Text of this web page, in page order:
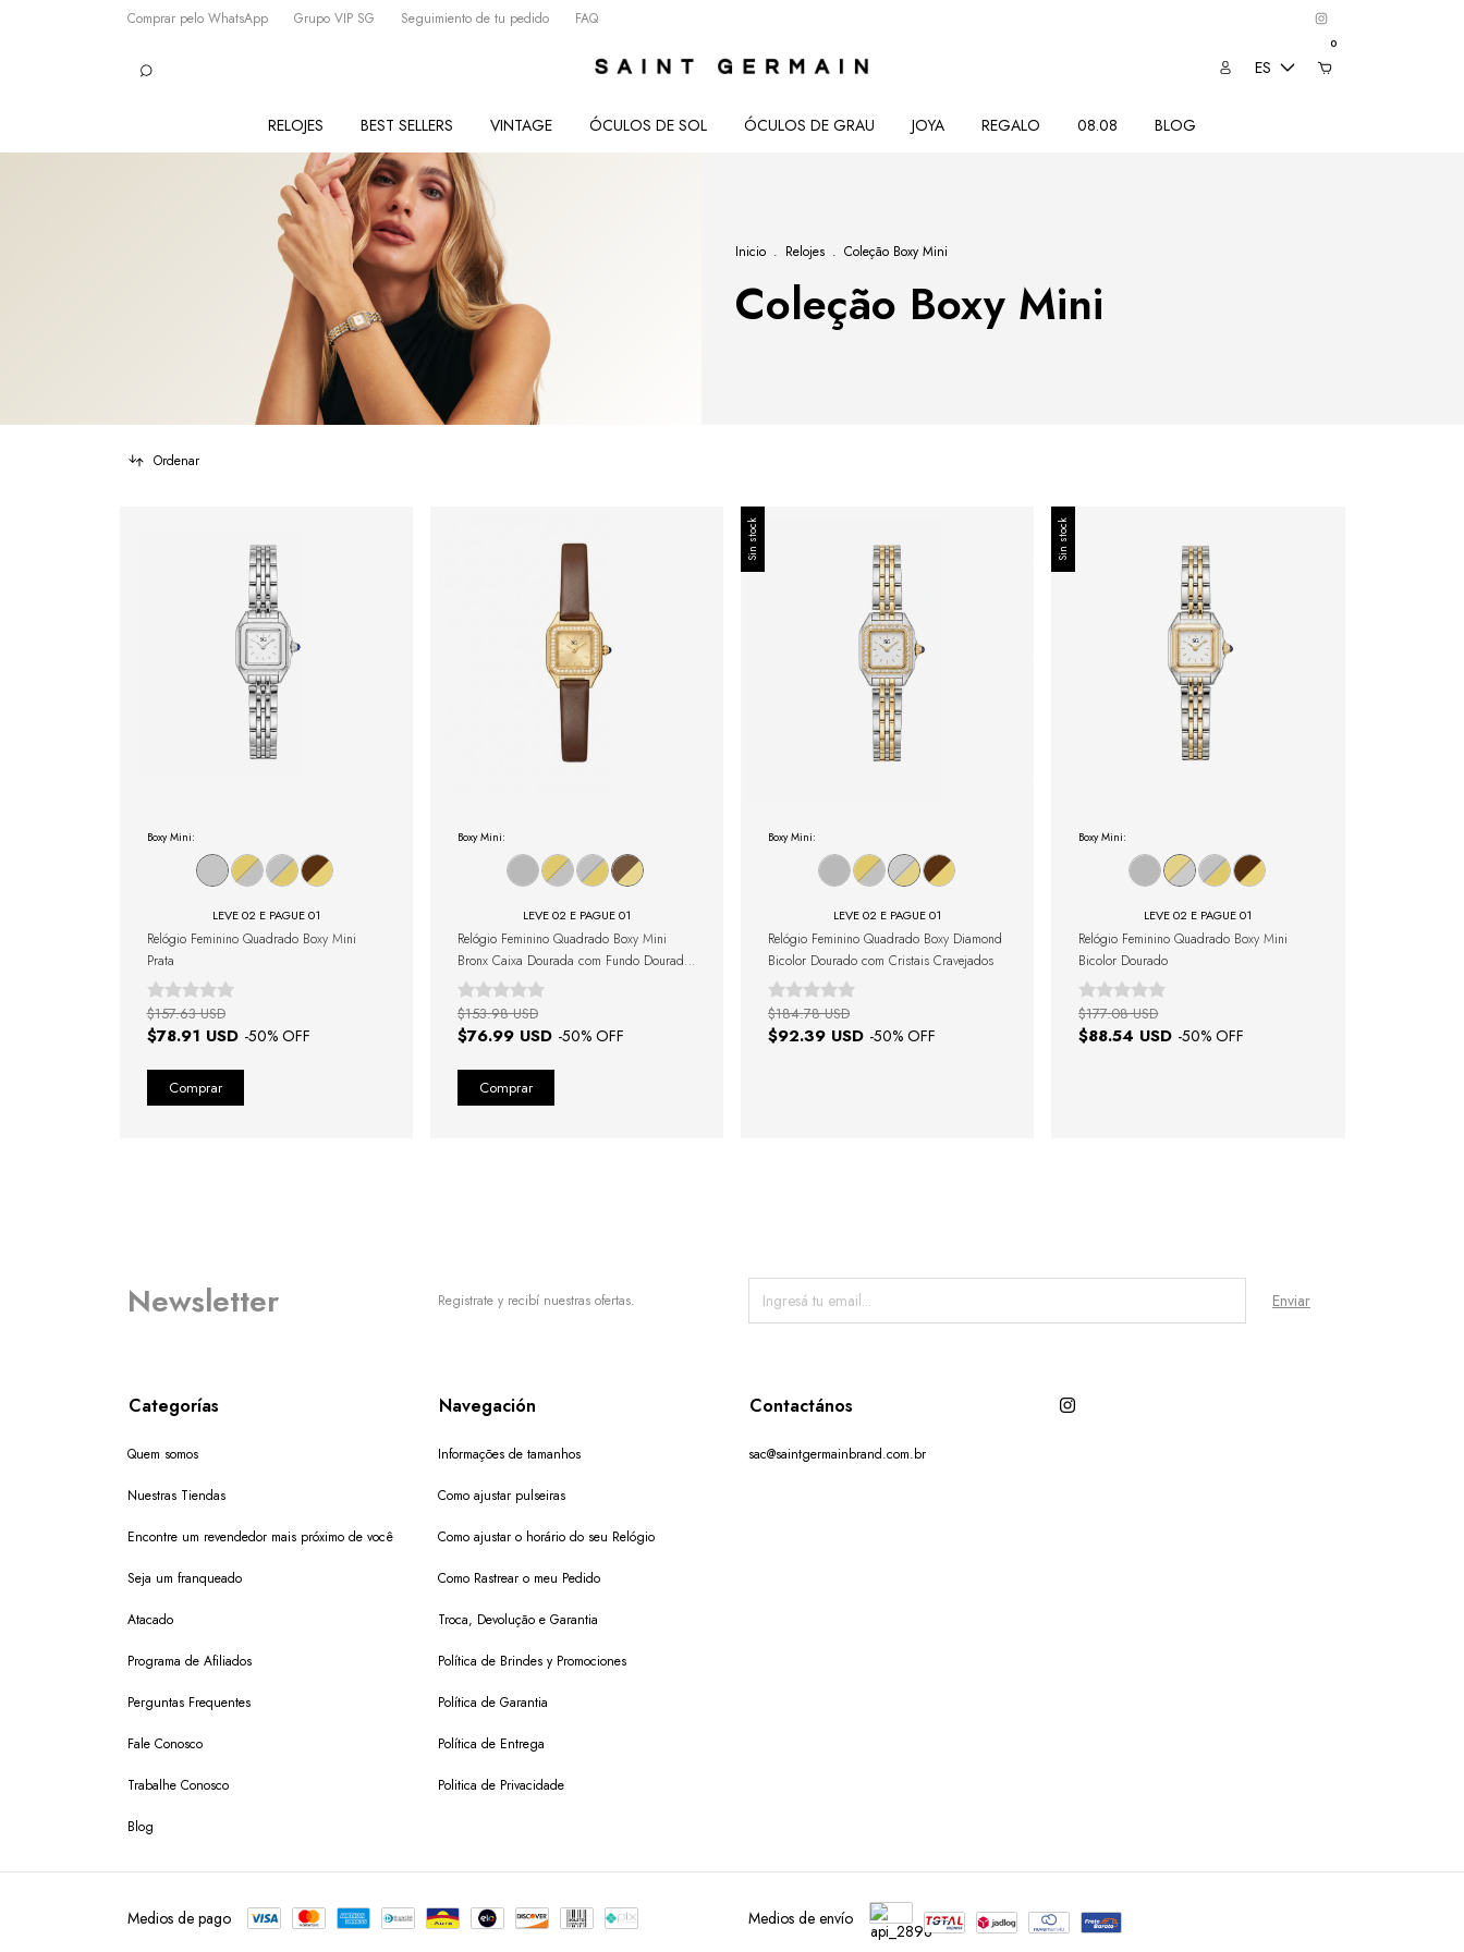
Comprar pelo WhatsApp Grupo VIP SG Seguimiento de tu pedido FAQ
ES
0
RELOJES BEST SELLERS VINTAGE ÓCULOS DE SOL ÓCULOS DE GRAU JOYA REGALO 08.08 BLOG
Inicio . Relojes . Coleção Boxy Mini
Coleção Boxy Mini
Ordenar
Boxy Mini:
LEVE 02 E PAGUE 01
Relógio Feminino Quadrado Boxy Mini
Prata
$78.91 USD -50% OFF
$157.63 USD
Boxy Mini:
LEVE 02 E PAGUE 01
Relógio Feminino Quadrado Boxy Mini
Bronx Caixa Dourada com Fundo Dourado
Pulseira de Couro Marrom
$76.99 USD -50% OFF
$153.98 USD
Sin stock
Boxy Mini:
LEVE 02 E PAGUE 01
Relógio Feminino Quadrado Boxy Diamond
Bicolor Dourado com Cristais Cravejados
$92.39 USD -50% OFF
$184.78 USD
Sin stock
Boxy Mini:
LEVE 02 E PAGUE 01
Relógio Feminino Quadrado Boxy Mini
Bicolor Dourado
$88.54 USD -50% OFF
$177.08 USD
Newsletter Registrate y recibí nuestras ofertas.
Categorías
Quem somos
Nuestras Tiendas
Encontre um revendedor mais próximo de você
Seja um franqueado
Atacado
Programa de Afiliados
Perguntas Frequentes
Fale Conosco
Trabalhe Conosco
Blog
Navegación
Informações de tamanhos
Como ajustar pulseiras
Como ajustar o horário do seu Relógio
Como Rastrear o meu Pedido
Troca, Devolução e Garantia
Política de Brindes y Promociones
Política de Garantia
Política de Entrega
Politica de Privacidade
Contactános
sac@saintgermainbrand.com.br
Medios de pago Medios de envío